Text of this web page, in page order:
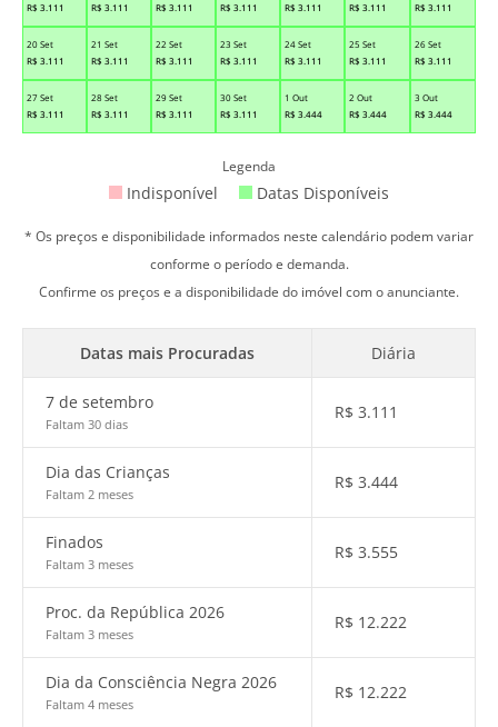
R$ 3.111
R$ 3.111
R$ 3.111
R$ 3.111
R$ 3.111
R$ 3.111
R$ 3.111
20 Set
R$ 3.111
21 Set
R$ 3.111
22 Set
R$ 3.111
23 Set
R$ 3.111
24 Set
R$ 3.111
25 Set
R$ 3.111
26 Set
R$ 3.111
27 Set
R$ 3.111
28 Set
R$ 3.111
29 Set
R$ 3.111
30 Set
R$ 3.111
1 Out
R$ 3.444
2 Out
R$ 3.444
3 Out
R$ 3.444
Legenda
Indisponível Datas Disponíveis
* Os preços e disponibilidade informados neste calendário podem variar
conforme o período e demanda.
Confirme os preços e a disponibilidade do imóvel com o anunciante.
Datas mais Procuradas Diária
7 de setembro
Faltam 30 dias
R$ 3.111
Dia das Crianças
Faltam 2 meses
R$ 3.444
Finados
Faltam 3 meses
R$ 3.555
Proc. da República 2026
Faltam 3 meses
R$ 12.222
Dia da Consciência Negra 2026
Faltam 4 meses
R$ 12.222